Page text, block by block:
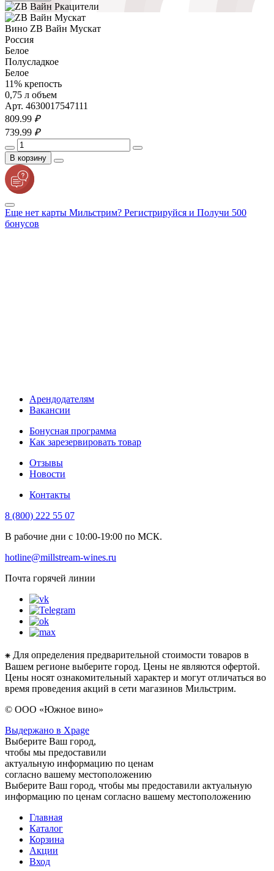
Вино ZB Вайн Мускат
Россия
Белое
Полусладкое
Белое
11% крепость
0,75 л объем
Арт. 4630017547111
809.99 ₽
739.99 ₽
В корзину
Еще нет карты Мильстрим? Регистрируйся и Получи 500
бонусов
Арендодателям
Вакансии
Бонусная программа
Как зарезервировать товар
Отзывы
Новости
Контакты
8 (800) 222 55 07
В рабочие дни с 10:00-19:00 по МСК.
hotline@millstream-wines.ru
Почта горячей линии
⁕ Для определения предварительной стоимости товаров в
Вашем регионе выберите город. Цены не являются офертой.
Цены носят ознакомительный характер и могут отличаться во
время проведения акций в сети магазинов Мильстрим.
© ООО «Южное вино»
Выдержано в Xpage
Выберите Ваш город,
чтобы мы предоставили
актуальную информацию по ценам
согласно вашему местоположению
Выберите Ваш город, чтобы мы предоставили актуальную
информацию по ценам согласно вашему местоположению
Главная
Каталог
Корзина
Акции
Вход